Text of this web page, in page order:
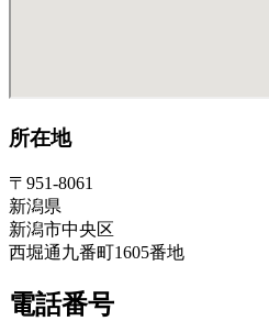
所在地
〒951-8061
新潟県
新潟市中央区
西堀通九番町1605番地
電話番号